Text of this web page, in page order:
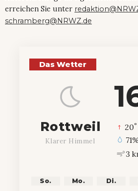
erreichen Sie unter
schramberg@NRWZ.de
Das Wetter
Rottweil
Klarer Himmel
20°
3
So. Mo. Di.